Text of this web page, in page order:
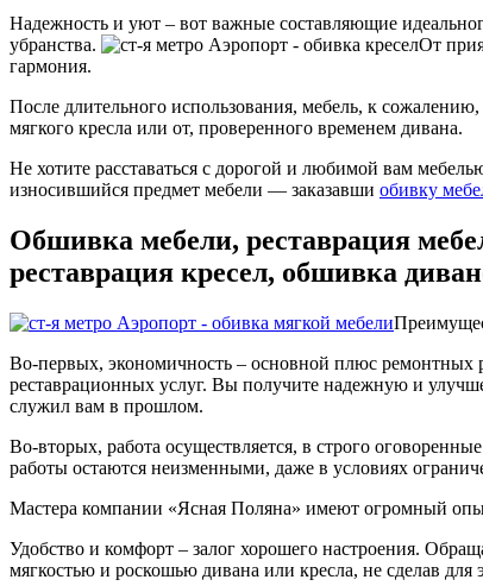
Надежность и уют – вот важные составляющие
убранства.
От
гармония.
После длительного использования, мебель, к
мягкого кресла или от, проверенного временем дивана.
Не хотите расставаться с дорогой и любимой вам
износившийся предмет мебели — заказавши обивку
Обшивка мебели, реставрация
реставрация кресел, обшивка
Во-первых, экономичность – основной плюс ремонтных
реставрационных услуг. Вы получите надежную и
служил вам в прошлом.
Во-вторых, работа осуществляется, в строго
работы остаются неизменными, даже в условиях
Мастера компании «Ясная Поляна» имеют огромный
Удобство и комфорт – залог хорошего настроения.
мягкостью и роскошью дивана или кресла, не сделав для